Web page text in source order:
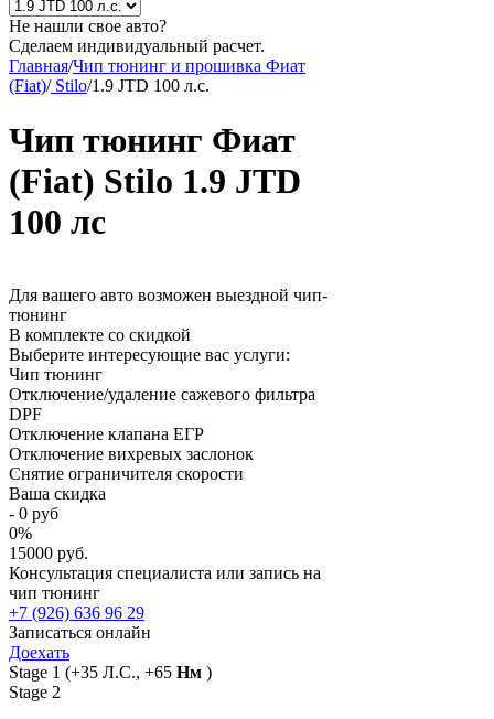
Не нашли свое авто?
Сделаем индивидуальный расчет.
Главная/Чип тюнинг и прошивка Фиат
(Fiat)/Stilo/1.9 JTD 100 л.с.
Чип тюнинг Фиат
(Fiat) Stilo 1.9 JTD
100 лс
Для вашего авто возможен выездной чип-
тюнинг
В комплекте со скидкой
Выберите интересующие вас услуги:
Чип тюнинг
Отключение/удаление сажевого фильтра
DPF
Отключение клапана ЕГР
Отключение вихревых заслонок
Снятие ограничителя скорости
Ваша скидка
- 0 руб
0%
15000 руб.
Консультация специалиста или запись на
чип тюнинг
+7 (926) 636 96 29
Записаться онлайн
Доехать
Stage 1 (+35 Л.С., +65 Нм )
Stage 2